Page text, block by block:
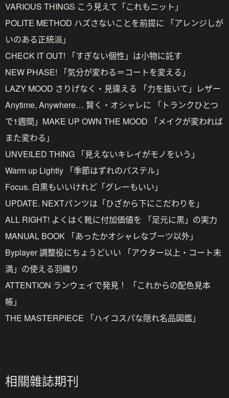
VARIOUS THINGS こう見えて「これもニット」
POLITE METHOD ハズさないことを前提に 「アレンジしが
いのある正統派」
CHECK IT OUT! 「すぎない個性」は小物に託す
NEW PHASE! 「気分が変わる＝コートを変える」
LAZY MOOD さりげなく・見違える 「力を抜いて」レザー
Anytime, Anywhere… 賢く・オシャレに 「トランクひとつ
で1週間」MAKE UP OWN THE MOOD 「メイクが変われば
また変わる」
UNVEILED THING 「見えないキレイがモノをいう」
Warm up Lightly 「季節はずれのパステル」
Focus. 白黒もいいけれど「グレーもいい」
UPDATE. NEXTパンツは「ひざから下にこだわりを」
ALL RIGHT! よくはく靴に付加価値を 「足元に黒」の実力
MANUAL BOOK 「あったかオシャレなブーツ以外」
Byplayer 調整役にちょうどいい 「アウター以上・コート未
満」の使える羽織り
ATTENTION ランウェイで発見！ 「これからの配色見本
帳」
THE MASTERPIECE 「ハイコスパな隠れ名品図鑑」
相關雜誌期刊